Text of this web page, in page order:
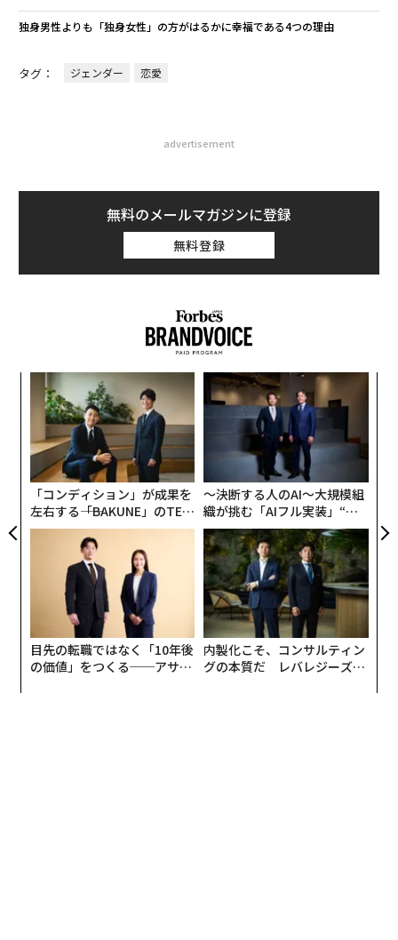
独身男性よりも「独身女性」の方がはるかに幸福である4つの理由
タグ： ジェンダー 恋愛
advertisement
無料のメールマガジンに登録
無料登録
「コンディション」が成果を
左右する――「BAKUNE」のTEN
TIALが支える「挑戦者の明
〜決断する人のAI〜大規模組
織が挑む「AIフル実装」“使
う”企業から“動く”企業へ【N
TTドコモビジネス×PwC】
目先の転職ではなく「10年後
の価値」をつくる──アサイ
内製化こそ、コンサルティン
グの本質だ レバレジーズが